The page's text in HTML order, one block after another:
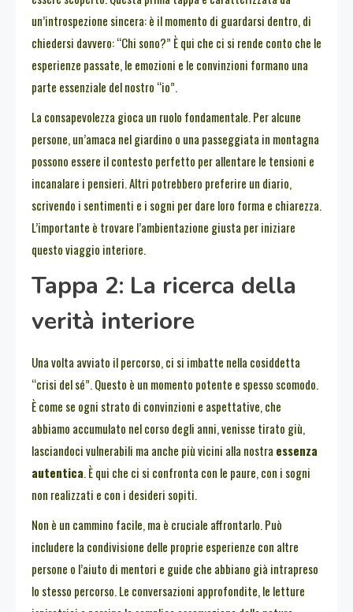
un’introspezione sincera: è il momento di guardarsi dentro, di
chiedersi davvero: “Chi sono?” È qui che ci si rende conto che le
esperienze passate, le emozioni e le convinzioni formano una
parte essenziale del nostro “io”.
La consapevolezza gioca un ruolo fondamentale. Per alcune
persone, un’amaca nel giardino o una passeggiata in montagna
possono essere il contesto perfetto per allentare le tensioni e
incanalare i pensieri. Altri potrebbero preferire un diario,
scrivendo i sentimenti e i sogni per dare loro forma e chiarezza.
L’importante è trovare l’ambientazione giusta per iniziare
questo viaggio interiore.
Tappa 2: La ricerca della
verità interiore
Una volta avviato il percorso, ci si imbatte nella cosiddetta
“crisi del sé”. Questo è un momento potente e spesso scomodo.
È come se ogni strato di convinzioni e aspettative, che
abbiamo accumulato nel corso degli anni, venisse tirato giù,
lasciandoci vulnerabili ma anche più vicini alla nostra essenza
autentica. È qui che ci si confronta con le paure, con i sogni
non realizzati e con i desideri sopiti.
Non è un cammino facile, ma è cruciale affrontarlo. Può
includere la condivisione delle proprie esperienze con altre
persone o l’aiuto di mentori e guide che abbiano già intrapreso
lo stesso percorso. Le conversazioni approfondite, le letture